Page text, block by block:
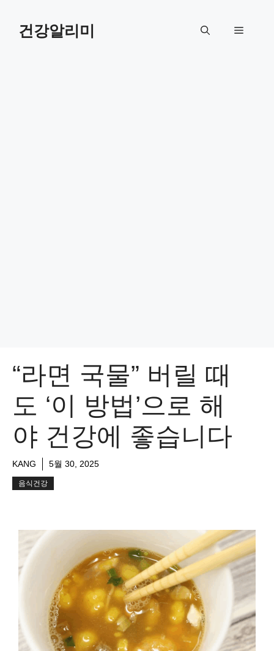
건강알리미 메
“라면 국물” 버릴 때
도 ‘이 방법’으로 해
야 건강에 좋습니다
KANG 5월 30, 2025
음식건강